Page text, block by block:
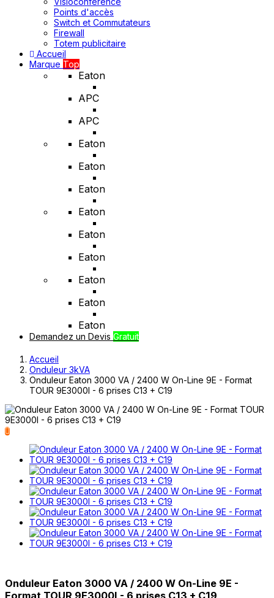
Points d'accès
Switch et Commutateurs
Firewall
Totem publicitaire
Accueil
Marque Top
Eaton
APC
APC
Eaton
Eaton
Eaton
Eaton
Eaton
Eaton
Eaton
Eaton
Eaton
Demandez un Devis Gratuit
Accueil
Onduleur 3kVA
Onduleur Eaton 3000 VA / 2400 W On-Line 9E - Format
TOUR 9E3000I - 6 prises C13 + C19
Onduleur Eaton 3000 VA / 2400 W On-Line 9E -